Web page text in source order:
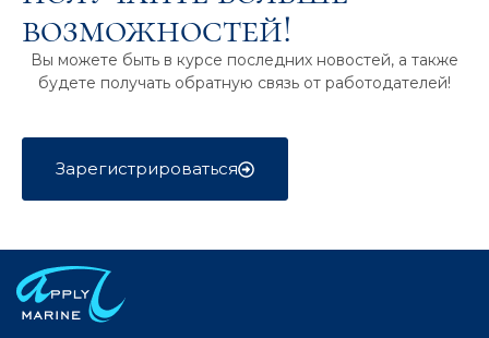
возможностей!
Вы можете быть в курсе последних новостей, а также
будете получать обратную связь от работодателей!
Зарегистрироваться